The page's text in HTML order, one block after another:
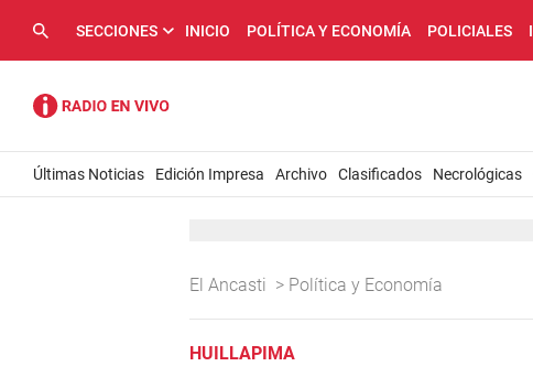
SECCIONES INICIO POLÍTICA Y ECONOMÍA POLICIALES
Últimas Noticias Edición Impresa Archivo Clasificados Necrológicas
El Ancasti > Política y Economía
HUILLAPIMA